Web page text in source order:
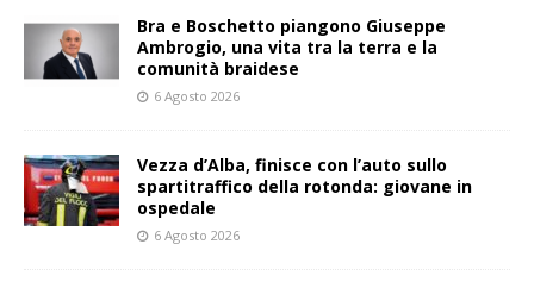
Bra e Boschetto piangono Giuseppe
Ambrogio, una vita tra la terra e la
comunità braidese
6 Agosto 2026
Vezza d’Alba, finisce con l’auto sullo
spartitraffico della rotonda: giovane in
ospedale
6 Agosto 2026